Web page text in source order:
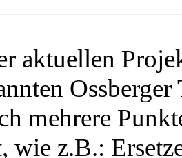
aktuellen
mehrere
wie z.B.: